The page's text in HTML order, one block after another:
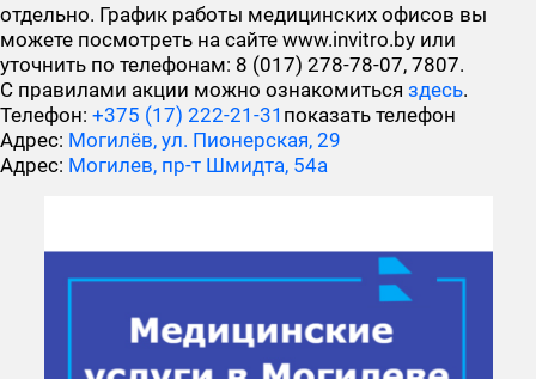
отдельно. График работы медицинских офисов вы
можете посмотреть на сайте www.invitro.by или
уточнить по телефонам: 8 (017) 278-78-07, 7807.
С правилами акции можно ознакомиться здесь.
Телефон: +375 (17) 222-21-31 показать телефон
Адрес: Могилёв, ул. Пионерская, 29
Адрес: Могилев, пр-т Шмидта, 54а